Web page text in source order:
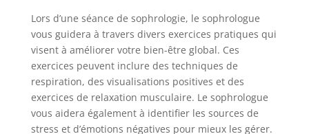
Lors d’une séance de sophrologie, le sophrologue
vous guidera à travers divers exercices pratiques qui
visent à améliorer votre bien-être global. Ces
exercices peuvent inclure des techniques de
respiration, des visualisations positives et des
exercices de relaxation musculaire. Le sophrologue
vous aidera également à identifier les sources de
stress et d’émotions négatives pour mieux les gérer.